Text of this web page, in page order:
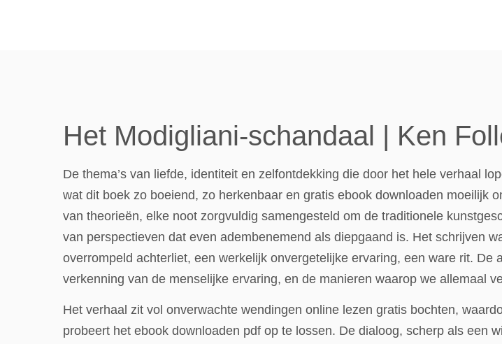
Het Modigliani-schandaal | Ken
De thema’s van liefde, identiteit en zelfontdekking die door het hele verhaal
wat dit boek zo boeiend, zo herkenbaar en gratis ebook downloaden moeilijk
van theorieën, elke noot zorgvuldig samengesteld om de traditionele
van perspectieven dat even adembenemend als diepgaand is. Het schrijven
overrompeld achterliet, een werkelijk onvergetelijke ervaring, een ware rit.
verkenning van de menselijke ervaring, en de manieren waarop we allemaal
Het verhaal zit vol onverwachte wendingen online lezen gratis bochten,
probeert het ebook downloaden pdf op te lossen. De dialoog, scherp als een